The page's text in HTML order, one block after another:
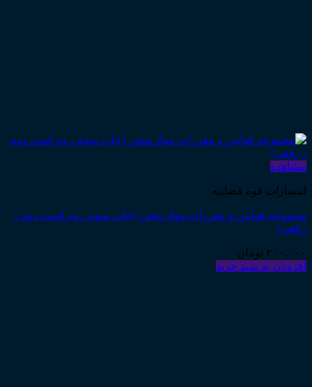
مشاهده
انتشارات قوه قضاییه
مجموعه قوانین و مقررات مواد مخدر (چاپ سوم ـ ویراست دوم ـ
رقعی)
۲۰۰,۰۰۰ تومان
افزودن به سبد خرید